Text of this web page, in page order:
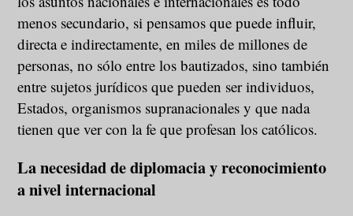
menos secundario, si pensamos que puede influir,
directa e indirectamente, en miles de millones de
personas, no sólo entre los bautizados, sino también
entre sujetos jurídicos que pueden ser individuos,
Estados, organismos supranacionales y que nada
tienen que ver con la fe que profesan los católicos.
La necesidad de diplomacia y reconocimiento
a nivel internacional